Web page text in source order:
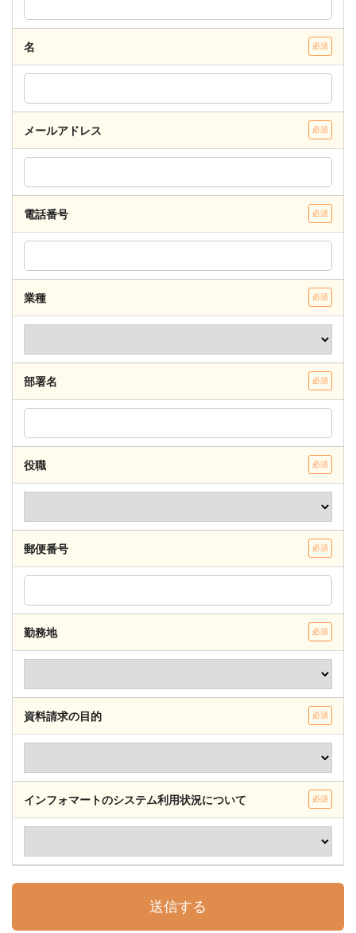
名 必須
メールアドレス 必須
電話番号 必須
業種 必須
部署名 必須
役職 必須
郵便番号 必須
勤務地 必須
資料請求の目的 必須
インフォマートのシステム利用状況について 必須
送信する